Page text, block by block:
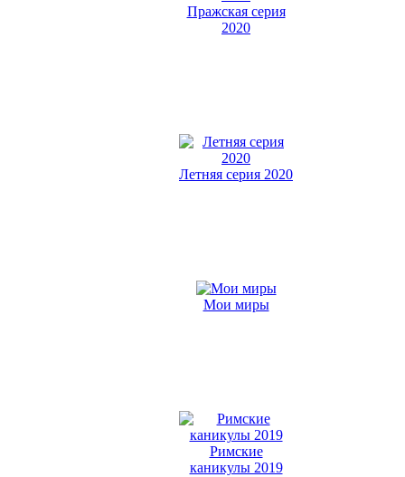
Пражская серия
2020
Летняя серия 2020
Мои миры
Римские
каникулы 2019